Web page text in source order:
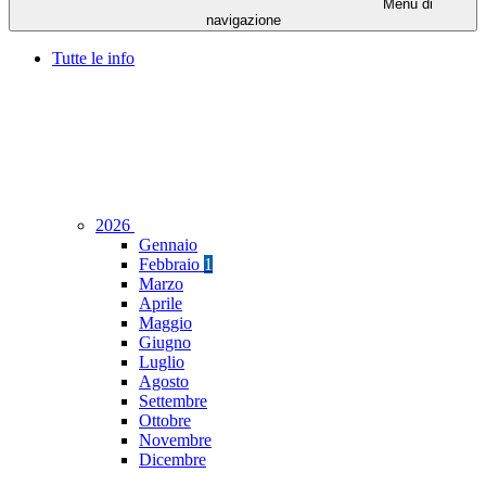
Menu di
navigazione
Tutte le info
2026
Gennaio
Febbraio 1
Marzo
Aprile
Maggio
Giugno
Luglio
Agosto
Settembre
Ottobre
Novembre
Dicembre